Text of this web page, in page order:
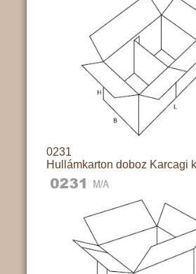
0231
Hullámkarton doboz Karcagi